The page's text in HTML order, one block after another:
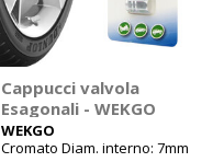
Cappucci valvola
Esagonali - WEKGO
WEKGO
Cromato Diam. interno: 7mm